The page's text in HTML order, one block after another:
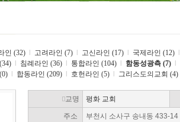
인 (32) 고려라인 (7) 고신라인 (17) 국제라인 (12)
침례라인 (36) 통합라인 (104) 함동성광측 (7)
합동라인 (209) 호헌라인 (5) 그리스도의교회 (4)
교명 평화 교회
주소 부천시 소사구 송내동 433-14